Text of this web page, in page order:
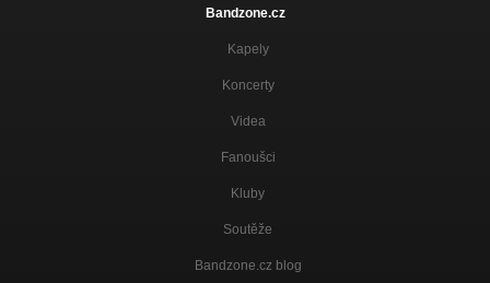
Bandzone.cz
Kapely
Koncerty
Videa
Fanoušci
Kluby
Soutěže
Bandzone.cz blog